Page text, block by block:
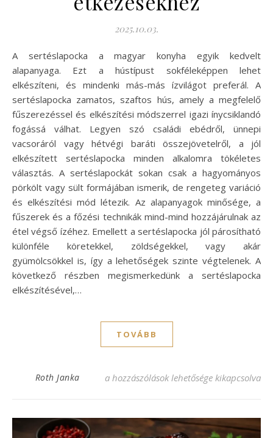
2025.10.03.
A sertéslapocka a magyar konyha egyik kedvelt
alapanyaga. Ezt a hústípust sokféleképpen lehet
elkészíteni, és mindenki más-más ízvilágot preferál. A
sertéslapocka zamatos, szaftos hús, amely a megfelelő
fűszerezéssel és elkészítési módszerrel igazi ínycsiklandó
fogássá válhat. Legyen szó családi ebédről, ünnepi
vacsoráról vagy hétvégi baráti összejövetelről, a jól
elkészített sertéslapocka minden alkalomra tökéletes
választás. A sertéslapockát sokan csak a hagyományos
pörkölt vagy sült formájában ismerik, de rengeteg variáció
és elkészítési mód létezik. Az alapanyagok minősége, a
fűszerek és a főzési technikák mind-mind hozzájárulnak az
étel végső ízéhez. Emellett a sertéslapocka jól párosítható
különféle köretekkel, zöldségekkel, vagy akár
gyümölcsökkel is, így a lehetőségek szinte végtelenek. A
következő részben megismerkedünk a sertéslapocka
elkészítésével,…
TOVÁBB
Roth Janka Szaftos sertéslapocka receptek:
a hozzászólások lehetősége kikapcsolva